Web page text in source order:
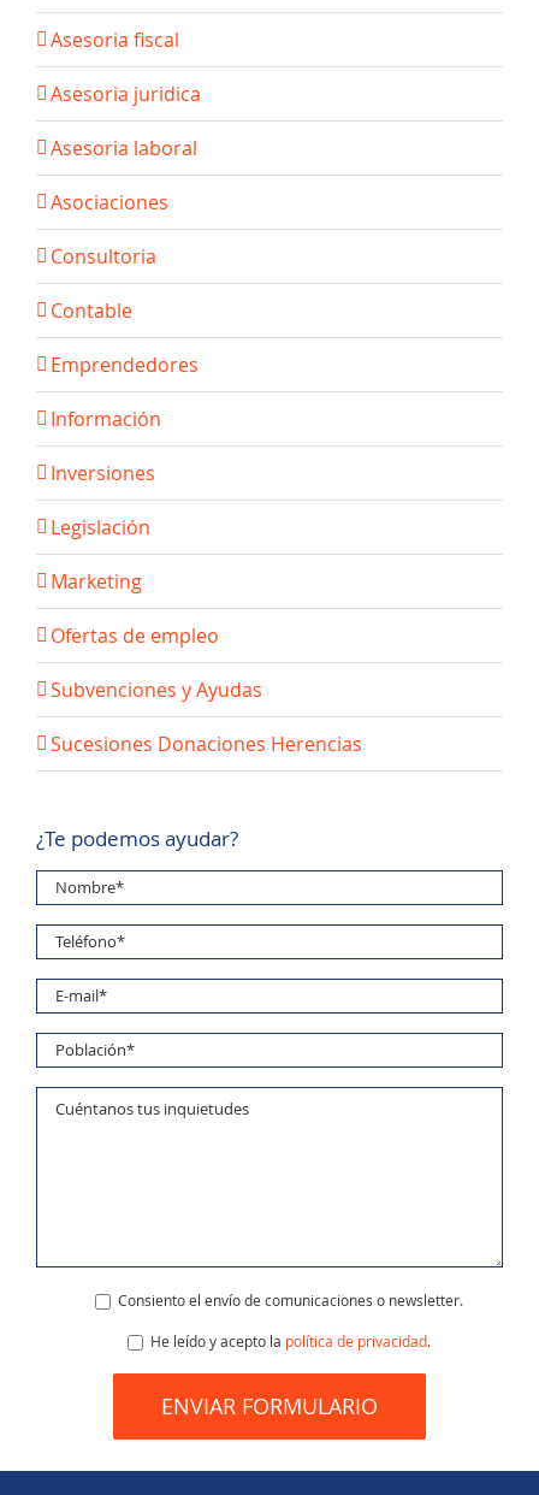
Asesoria fiscal
Asesoria juridica
Asesoria laboral
Asociaciones
Consultoria
Contable
Emprendedores
Información
Inversiones
Legislación
Marketing
Ofertas de empleo
Subvenciones y Ayudas
Sucesiones Donaciones Herencias
¿Te podemos ayudar?
Consiento el envío de comunicaciones o newsletter.
He leído y acepto la política de privacidad.